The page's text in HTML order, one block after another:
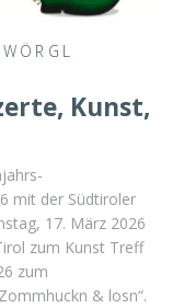
WÖRGL
Kunst,
mit der Südtiroler
17. März 2026
zum Kunst Treff
zum
& losn“.